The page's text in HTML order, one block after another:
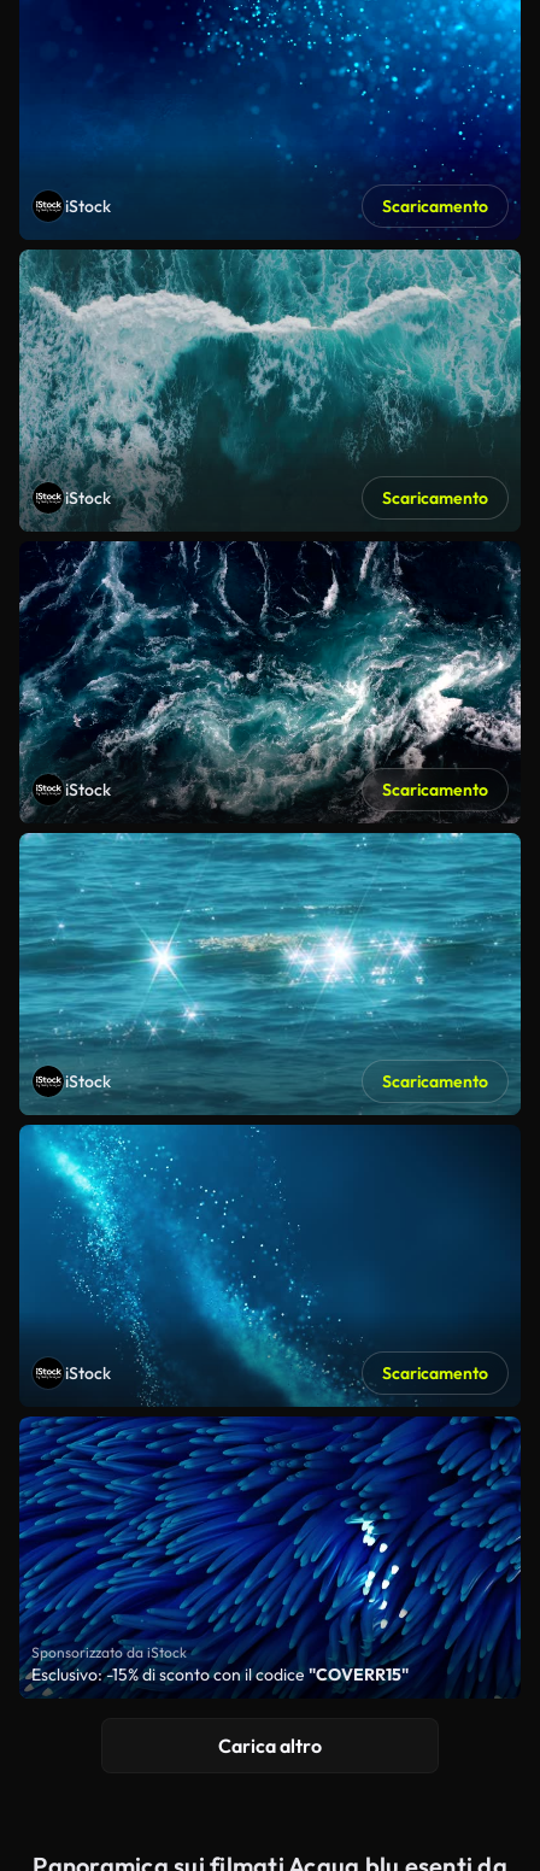
iStock Scaricamento
iStock Scaricamento
iStock Scaricamento
iStock Scaricamento
iStock Scaricamento
Sponsorizzato da iStock
Esclusivo: -15% di sconto con il codice "COVERR15"
Carica altro